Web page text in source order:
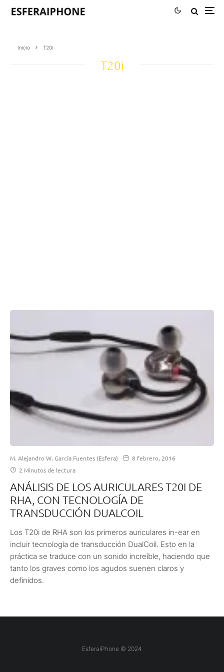
Inicio T20i
T20i
M. Alejandro W. García Fuentes (Esfera)
8 febrero, 2016
2 Minutos de lectura
ANÁLISIS DE LOS AURICULARES T20I DE
RHA, CON TECNOLOGÍA DE
TRANSDUCCIÓN DUALCOIL
Los T20i de RHA son los primeros auriculares in-ear en
incluir tecnología de transducción DualCoil. Esto en la
práctica se traduce con un sonido increíble, haciendo que
tanto los graves como los agudos suenen claros y
definidos.
EsferaiPhone © 2024